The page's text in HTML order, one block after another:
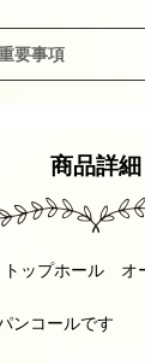
要事項
商品詳細
ップホール オ
ンコールです